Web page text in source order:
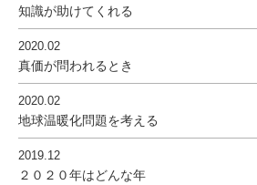
知識が助けてくれる
2020.02
真価が問われるとき
2020.02
地球温暖化問題を考える
2019.12
２０２０年はどんな年